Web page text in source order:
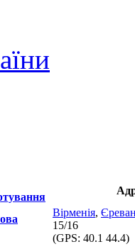
Вірменія,
15/16
(GPS: 40.1 44.4)